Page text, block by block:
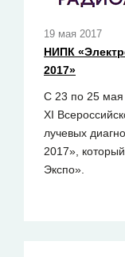
19 мая 2017
НИПК
2017»
С 23 по 25 мая
XI
лучевых
2017»,
Экспо».